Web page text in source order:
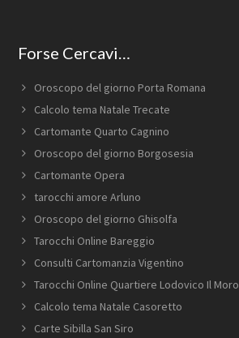
Forse Cercavi…
Oroscopo del giorno Porta Romana
Calcolo tema Natale Trecate
Cartomante Quarto Cagnino
Oroscopo del giorno Borgosesia
Cartomante Opera
tarocchi amore Arluno
Oroscopo del giorno Ghisolfa
Tarocchi Online Bareggio
Consulti Cartomanzia Vigentino
Tarocchi Online Quartiere Lodovico Il Moro
Calcolo tema Natale Casoretto
Carte Sibilla San Siro